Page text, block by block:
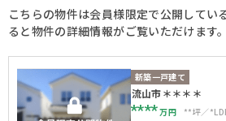
こちらの物件は会員様限定で公開してい
ると物件の詳細情報がご覧いただけます。
新築一戸建て
流山市＊＊＊＊
****万円 **坪